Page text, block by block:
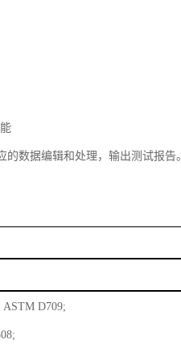
的数据编辑和处理，输出测试报告
D709;